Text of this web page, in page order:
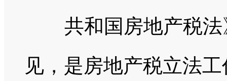
共和国房地产税
见，是房地产税立法